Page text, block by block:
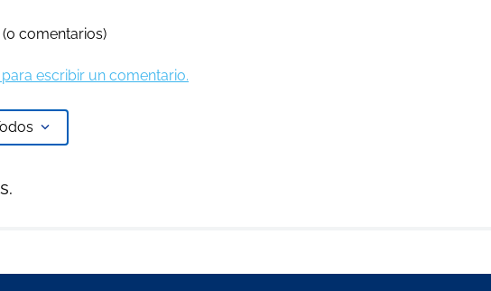
(0 comentarios)
escribir un comentario.